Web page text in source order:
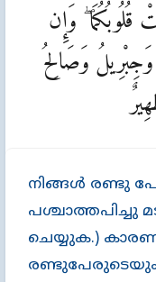
നിങ്ങള്‍ രണ്ടു
പശ്ചാത്തപിച്ചു
ചെയ്യുക.)
قُلُوبُكُمَا ۖ وَإِن
وَجِبْرِيلُ وَصَالِحُ